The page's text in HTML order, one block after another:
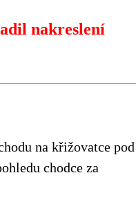
nakreslení
na křižovatce pod
chodce za